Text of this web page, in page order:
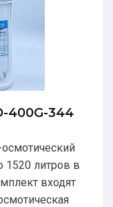
400G-344
1520 литров в
входят